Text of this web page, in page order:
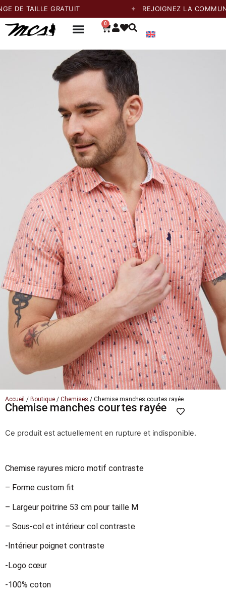
GRATUIT REJOIGNEZ LA COMMUNAUTÉ
0
Accueil / Boutique / Chemises / Chemise manches courtes rayée
Chemise manches courtes rayée
Ce produit est actuellement en rupture et indisponible.
Chemise rayures micro motif contraste
– Forme custom fit
– Largeur poitrine 53 cm pour taille M
– Sous-col et intérieur col contraste
-Intérieur poignet contraste
-Logo cœur
-100% coton